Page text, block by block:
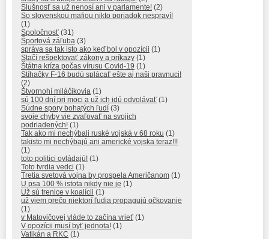
Slušnosť sa už nenosí ani v parlamente! (2)
So slovenskou mafiou nikto poriadok nespraví!
(1)
Spoločnosť (31)
Športová záľuba (3)
správa sa tak isto ako keď bol v opozícii (1)
Stačí rešpektovať zákony a príkazy (1)
Štátna kríza počas vírusu Covid-19 (1)
Stíhačky F-16 budú splácať ešte aj naši pravnuci!
(2)
Štvornohí miláčikovia (1)
sú 100 dní pri moci a už ich idú odvolávať (1)
Súdne spory bohatých ľudí (3)
svoje chyby vie zvaľovať na svojich
podriadených! (1)
Tak ako mi nechýbali ruské vojská v 68 roku (1)
takisto mi nechýbajú ani americké vojska teraz!!!
(1)
toto politici ovládajú! (1)
Toto tvrdia vedci (1)
Tretia svetová vojna by prospela Američanom (1)
U psa 100 % istota nikdy nie je (1)
Už sú trenice v koalícii (1)
už viem prečo niektorí ľudia propagujú očkovanie
(1)
v Matovičovej vláde to začína vrieť (1)
V opozícii musí byť jednota! (1)
Vatikán a RKC (1)